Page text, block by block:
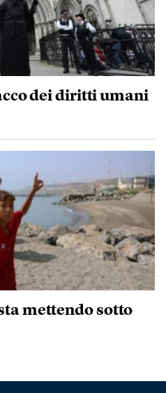
dei diritti umani
mettendo sotto